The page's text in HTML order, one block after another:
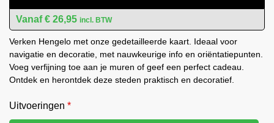
€ 26,95 incl. BTW
Verken Hengelo met onze gedetailleerde kaart. Ideaal voor
navigatie en decoratie, met nauwkeurige info en oriëntatiepunten.
Voeg verfijning toe aan je muren of geef een perfect cadeau.
Ontdek en herontdek deze steden praktisch en decoratief.
Uitvoeringen *